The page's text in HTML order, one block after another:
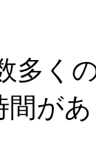
多く
間が